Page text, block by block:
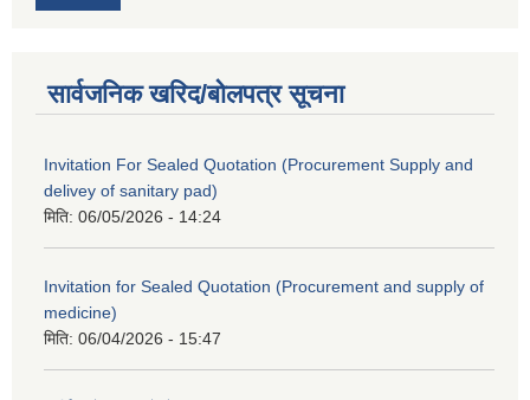
सार्वजनिक खरिद/बोलपत्र सूचना
Invitation For Sealed Quotation (Procurement Supply and
delivey of sanitary pad)
मिति: 06/05/2026 - 14:24
Invitation for Sealed Quotation (Procurement and supply of
medicine)
मिति: 06/04/2026 - 15:47